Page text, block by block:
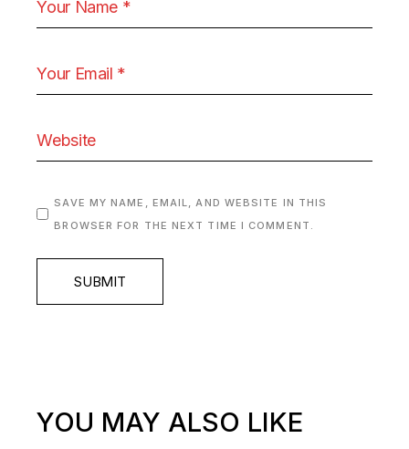
SAVE MY NAME, EMAIL, AND WEBSITE IN THIS
BROWSER FOR THE NEXT TIME I COMMENT.
SUBMIT
YOU MAY ALSO LIKE